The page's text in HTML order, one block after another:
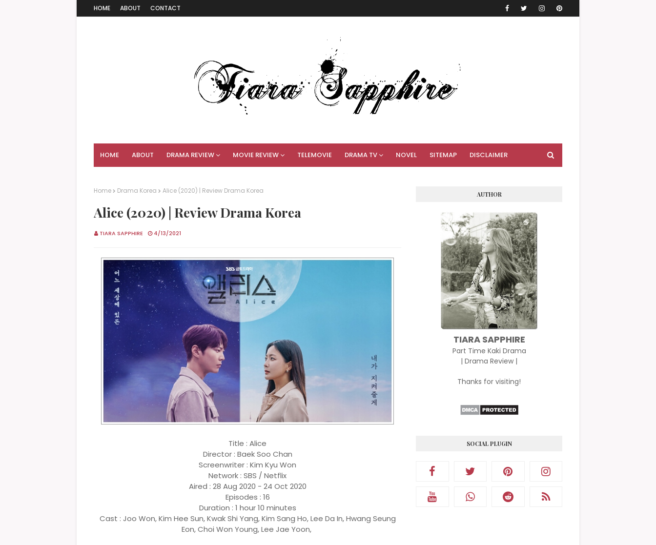
HOME ABOUT CONTACT
HOME ABOUT DRAMA REVIEW MOVIE REVIEW TELEMOVIE DRAMA TV NOVEL SITEMAP DISCLAIMER
Home Drama Korea Alice (2020) | Review Drama Korea
Alice (2020) | Review Drama Korea
TIARA SAPPHIRE 4/13/2021
Title : Alice
Director : Baek Soo Chan
Screenwriter : Kim Kyu Won
Network : SBS / Netflix
Aired : 28 Aug 2020 - 24 Oct 2020
Episodes : 16
Duration : 1 hour 10 minutes
Cast : Joo Won, Kim Hee Sun, Kwak Shi Yang, Kim Sang Ho,Lee Da In, Hwang Seung
Eon, Choi Won Young, Lee Jae Yoon,
AUTHOR
TIARA SAPPHIRE
Part Time Kaki Drama
| Drama Review |
Thanks for visiting!
SOCIAL PLUGIN